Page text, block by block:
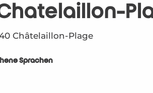
Châtelaillon-Plage
Sprachen
Sprachen